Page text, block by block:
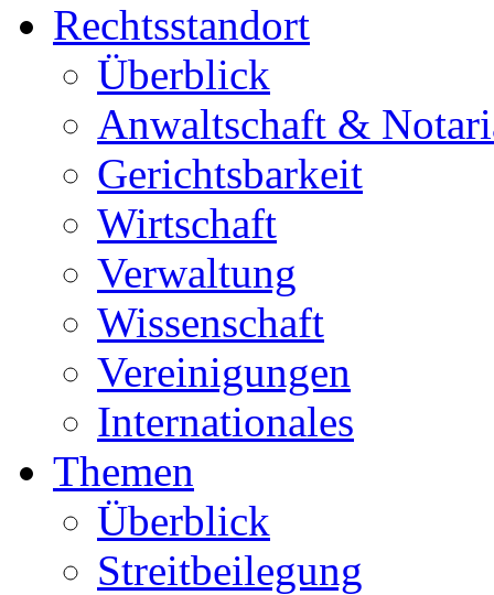
Rechtsstandort
Überblick
Anwaltschaft &
Gerichtsbarkeit
Wirtschaft
Verwaltung
Wissenschaft
Vereinigungen
Internationales
Themen
Überblick
Streitbeilegung